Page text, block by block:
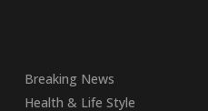
Breaking News
Health & Life Style